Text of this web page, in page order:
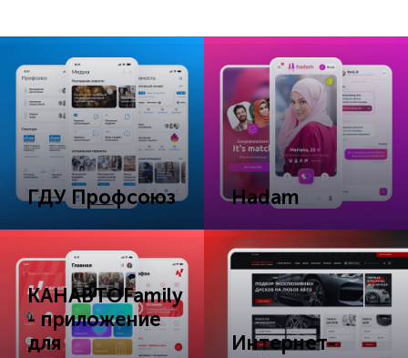
ГДУ Профсоюз Hadam
КАНАВТОFamily
- приложение
для
Интернет-